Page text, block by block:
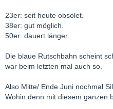
23er: seit heute obsolet.
38er: gut möglich.
50er: dauert länger.
Die blaue Rutschbahn scheint
war beim letzten mal auch so.
Also Mitte/ Ende Juni nochmal
Wohin denn mit diesem ganzen